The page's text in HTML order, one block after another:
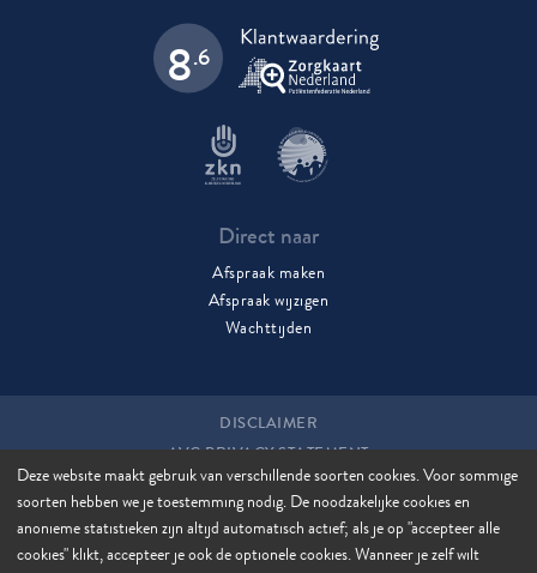
8.6
Direct naar
Afspraak maken
Afspraak wijzigen
Wachttijden
DISCLAIMER
AVG PRIVACY STATEMENT
COOKIES
COOKIE MANAGER
SITEMAP
Deze website maakt gebruik van verschillende soorten cookies. Voor sommige
soorten hebben we je toestemming nodig. De noodzakelijke cookies en
anonieme statistieken zijn altijd automatisch actief; als je op "accepteer alle
cookies" klikt, accepteer je ook de optionele cookies. Wanneer je zelf wilt